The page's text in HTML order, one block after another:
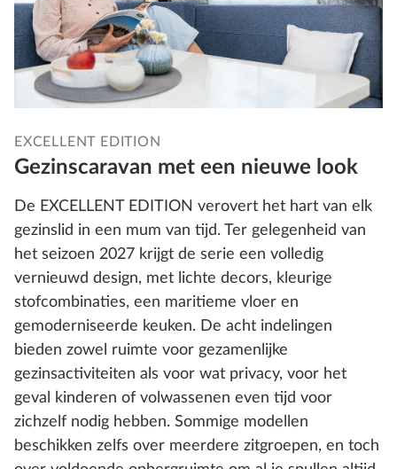
EXCELLENT EDITION
Gezinscaravan met een nieuwe look
De EXCELLENT EDITION verovert het hart van elk
gezinslid in een mum van tijd. Ter gelegenheid van
het seizoen 2027 krijgt de serie een volledig
vernieuwd design, met lichte decors, kleurige
stofcombinaties, een maritieme vloer en
gemoderniseerde keuken. De acht indelingen
bieden zowel ruimte voor gezamenlijke
gezinsactiviteiten als voor wat privacy, voor het
geval kinderen of volwassenen even tijd voor
zichzelf nodig hebben. Sommige modellen
beschikken zelfs over meerdere zitgroepen, en toch